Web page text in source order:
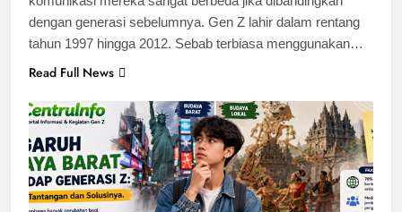
dengan generasi sebelumnya. Gen Z lahir dalam rentang
tahun 1997 hingga 2012. Sebab terbiasa menggunakan…
Read Full News